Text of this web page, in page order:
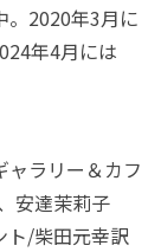
。2020年3月に
年4月には
ャラリー＆カフ
安達茉莉子
ト/柴田元幸訳